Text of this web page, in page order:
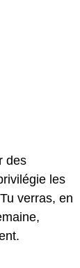
des
les
verras, en